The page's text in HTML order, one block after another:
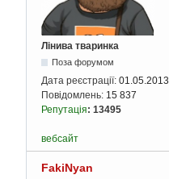
Лінива тваринка
Поза форумом
Дата реєстрації: 01.05.2013
Повідомлень: 15 837
Репутація: 13495
вебсайт
FakiNyan